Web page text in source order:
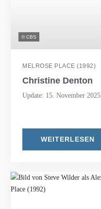
© CBS
MELROSE PLACE (1992)
Christine Denton
Update: 15. November 2025
WEITERLESEN